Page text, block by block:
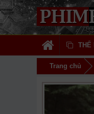
THỂ
Trang chủ